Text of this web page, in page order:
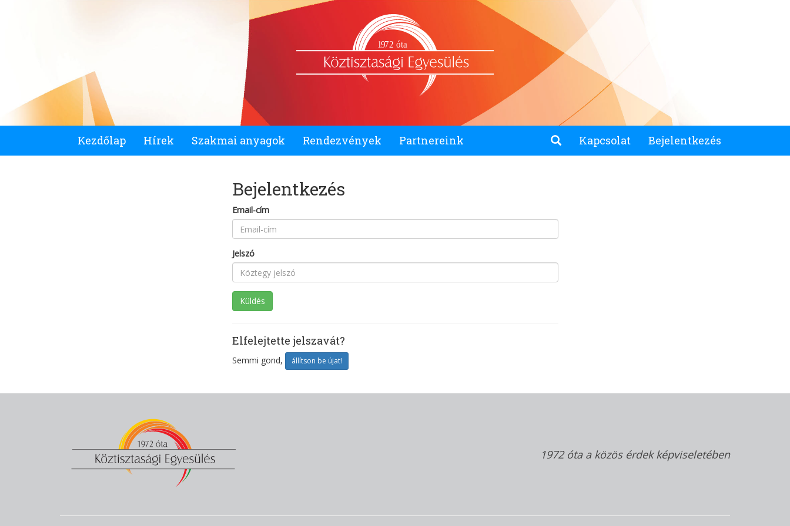
1972 óta
Kezdőlap Hírek Szakmai anyagok Rendezvények Partnereink Kapcsolat Bejelentkezés
Bejelentkezés
Email-cím
Jelszó
Elfelejtette jelszavát?
Semmi gond, állítson be újat!
1972 óta a közös érdek képviseletében